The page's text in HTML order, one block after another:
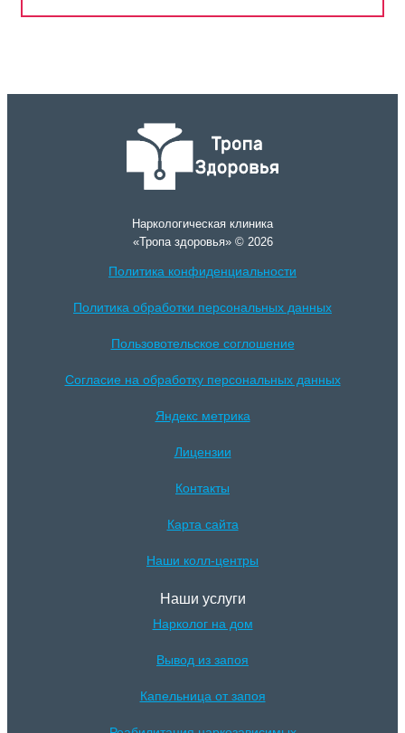
Наркологическая клиника
«Тропа здоровья» © 2026
Политика конфиденциальности
Политика обработки персональных данных
Пользовотельское соглошение
Согласие на обработку персональных данных
Яндекс метрика
Лицензии
Контакты
Карта сайта
Наши колл-центры
Наши услуги
Нарколог на дом
Вывод из запоя
Капельница от запоя